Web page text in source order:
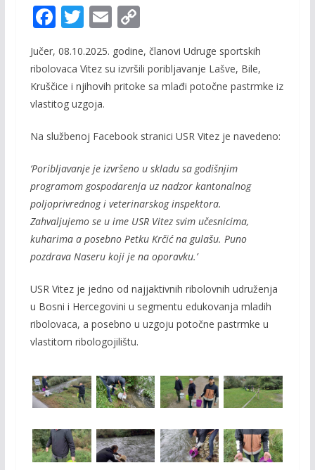
F
e
b
o
o
T
itt
er
E
m
ai
l
C
o
p
y
n
Jučer, 08.10.2025. godine, članovi Udruge sportskih
ribolovaca Vitez su izvršili poribljavanje Lašve, Bile,
Kruščice i njihovih pritoke sa mlađi potočne pastrmke iz
vlastitog uzgoja.
Na službenoj Facebook stranici USR Vitez je navedeno:
‘Poribljavanje je izvršeno u skladu sa godišnjim
programom gospodarenja uz nadzor kantonalnog
poljoprivrednog i veterinarskog inspektora.
Zahvaljujemo se u ime USR Vitez svim učesnicima,
kuharima a posebno Petku Krčić na gulašu. Puno
pozdrava Naseru koji je na oporavku.’
USR Vitez je jedno od najjaktivnih ribolovnih udruženja
u Bosni i Hercegovini u segmentu edukovanja mladih
ribolovaca, a posebno u uzgoju potočne pastrmke u
vlastitom ribologojilištu.